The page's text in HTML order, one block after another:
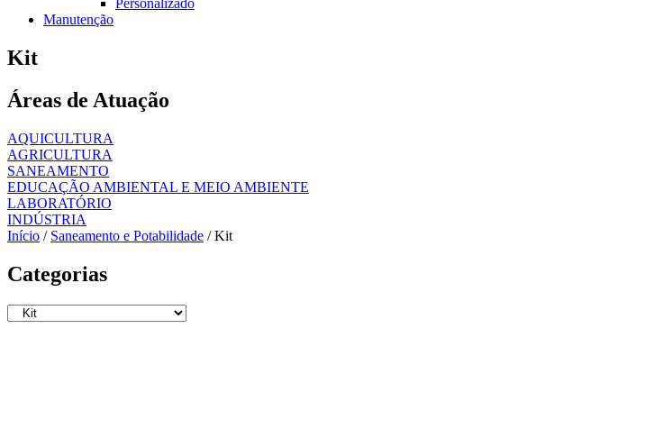
Personalizado
Manutenção
Kit
Áreas de Atuação
AQUICULTURA
AGRICULTURA
SANEAMENTO
EDUCAÇÃO AMBIENTAL E MEIO AMBIENTE
LABORATÓRIO
INDÚSTRIA
Início / Saneamento e Potabilidade / Kit
Categorias